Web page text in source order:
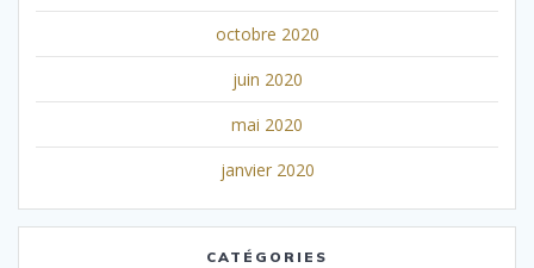
octobre 2020
juin 2020
mai 2020
janvier 2020
CATÉGORIES